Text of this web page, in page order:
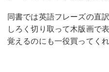
同書では英語フレーズの直
しろく切り取って木版画で
覚えるのにも一役買ってくれ